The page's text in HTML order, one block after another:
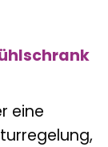
eine